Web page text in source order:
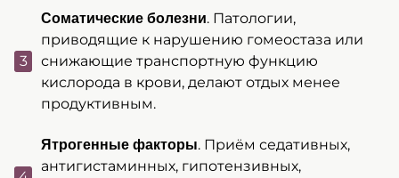
Соматические болезни. Патологии,
приводящие к нарушению гомеостаза или
снижающие транспортную функцию
кислорода в крови, делают отдых менее
продуктивным.
Ятрогенные факторы. Приём седативных,
антигистаминных, гипотензивных,